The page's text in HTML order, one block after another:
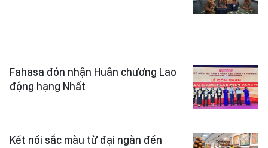
Fahasa đón nhận Huân chương Lao
động hạng Nhất
Kết nối sắc màu từ đại ngàn đến